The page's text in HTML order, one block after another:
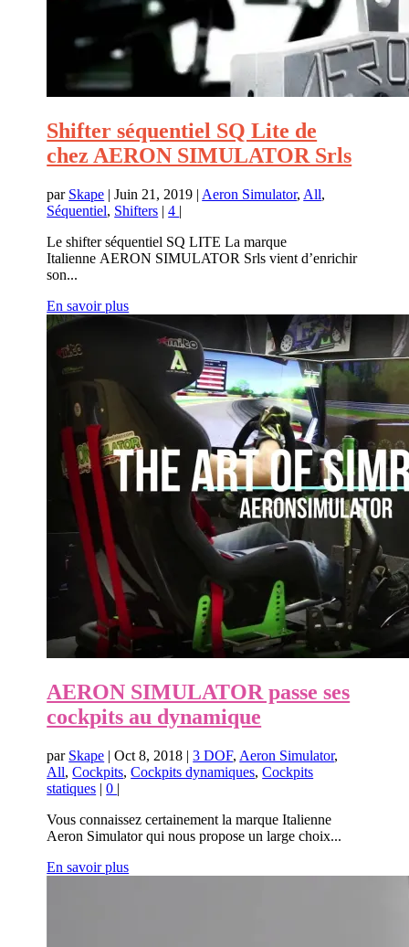
Shifter séquentiel SQ Lite de
chez AERON SIMULATOR Srls
par Skape |Juin 21, 2019 | Aeron Simulator, All,
Séquentiel, Shifters |4 |
Le shifter séquentiel SQ LITE La marque
Italienne AERON SIMULATOR Srls vient d’enrichir
son...
En savoir plus
AERON SIMULATOR passe ses
cockpits au dynamique
par Skape |Oct 8, 2018 |3 DOF, Aeron Simulator,
All,Cockpits,Cockpits dynamiques,Cockpits
statiques |0 |
Vous connaissez certainement la marque Italienne
Aeron Simulator qui nous propose un large choix...
En savoir plus